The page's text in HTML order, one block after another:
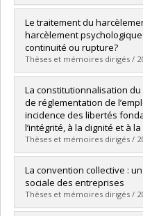
Lien vers le document
Graduate :Lapierre, Jean
Cycle :Doctoral
Grade :Ph. D.
Lien vers le document dans
Le traitement du
harcèlement
continuité ou rupture?
Thèses et mémoires dirigés /
Graduate :Tanguay,
Cycle :Master's
Grade :M. Sc.
Lien vers le document
La constitutionnalisation
de réglementation de
incidence des libertés
l’intégrité, à la dignité et à
Thèses et mémoires dirigés /
Graduate :Dorion, Marie
Cycle :Master's
Grade :M. Sc.
Lien vers le document
La convention collective :
sociale des entreprises
Thèses et mémoires dirigés /